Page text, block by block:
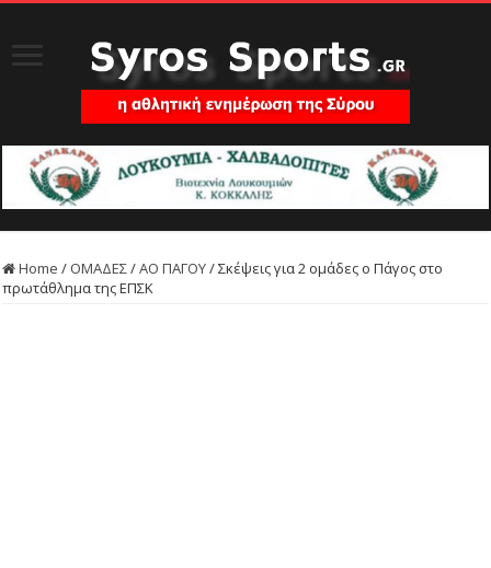
Home / ΟΜΑΔΕΣ/ΑΟ ΠΑΓΟΥ/Σκέψεις για 2 ομάδες ο Πάγος στο
πρωτάθλημα της ΕΠΣΚ